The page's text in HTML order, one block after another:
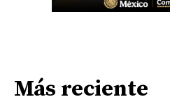
Más reciente